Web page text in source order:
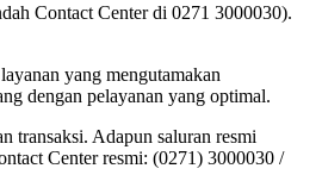
Contact Center di 0271 3000030).
yang mengutamakan
dengan pelayanan yang optimal.
transaksi. Adapun saluran resmi
Center resmi: (0271) 3000030 /